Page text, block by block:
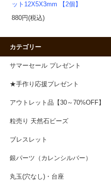
ット12X5X3mm 【2個】
880円(税込)
カテゴリー
サマーセール プレゼント
★手作り応援プレゼント
アウトレット品【30～70%OFF】
粒売り 天然石ビーズ
ブレスレット
銀パーツ（カレンシルバー）
丸玉(穴なし)・台座